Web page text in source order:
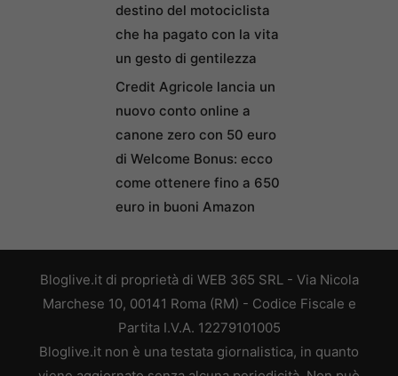
destino del motociclista
che ha pagato con la vita
un gesto di gentilezza
Credit Agricole lancia un
nuovo conto online a
canone zero con 50 euro
di Welcome Bonus: ecco
come ottenere fino a 650
euro in buoni Amazon
Bloglive.it di proprietà di WEB 365 SRL - Via Nicola
Marchese 10, 00141 Roma (RM) - Codice Fiscale e
Partita I.V.A. 12279101005
Bloglive.it non è una testata giornalistica, in quanto